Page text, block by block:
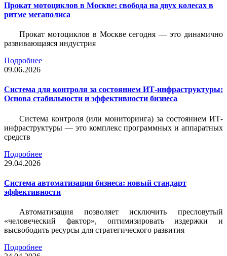
Прокат мотоциклов в Москве: свобода на двух колесах в
ритме мегаполиса
Прокат мотоциклов в Москве сегодня — это динамично
развивающаяся индустрия
Подробнее
09.06.2026
Система для контроля за состоянием ИТ-инфраструктуры:
Основа стабильности и эффективности бизнеса
Система контроля (или мониторинга) за состоянием ИТ-
инфраструктуры — это комплекс программных и аппаратных
средств
Подробнее
29.04.2026
Система автоматизации бизнеса: новый стандарт
эффективности
Автоматизация позволяет исключить пресловутый
«человеческий фактор», оптимизировать издержки и
высвободить ресурсы для стратегического развития
Подробнее